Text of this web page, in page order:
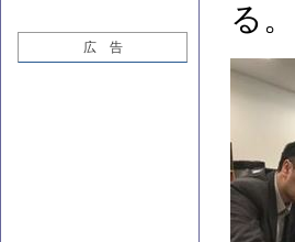
広 告
る。